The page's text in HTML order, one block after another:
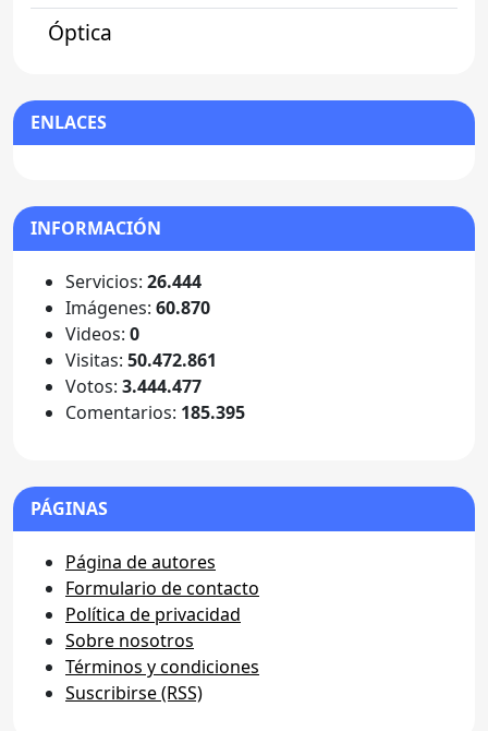
Óptica
ENLACES
INFORMACIÓN
Servicios: 26.444
Imágenes: 60.870
Videos: 0
Visitas: 50.472.861
Votos: 3.444.477
Comentarios: 185.395
PÁGINAS
Página de autores
Formulario de contacto
Política de privacidad
Sobre nosotros
Términos y condiciones
Suscribirse (RSS)